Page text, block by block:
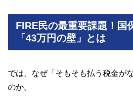
FIRE民の最重要課題！国
「43万円の壁」とは
では、なぜ「そもそも払う税金が
のか。